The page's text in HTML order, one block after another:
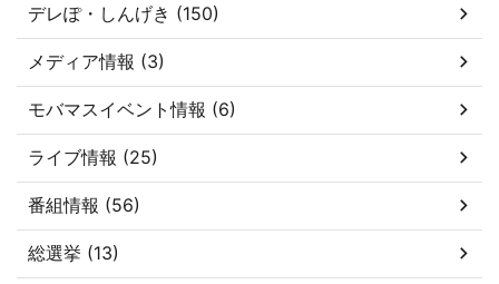
デレぽ・しんげき (150)
メディア情報 (3)
モバマスイベント情報 (6)
ライブ情報 (25)
番組情報 (56)
総選挙 (13)